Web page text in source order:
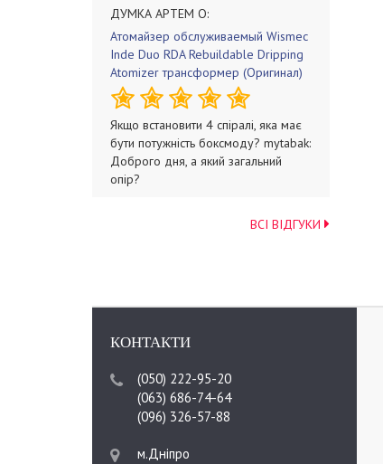
ДУМКА АРТЕМ О:
Атомайзер обслуживаемый Wismec
Inde Duo RDA Rebuildable Dripping
Atomizer трансформер (Оригинал)
Якщо встановити 4 спіралі, яка має
бути потужність боксмоду? mytabak:
Доброго дня, а який загальний
опір?
ВСІ ВІДГУКИ
КОНТАКТИ
(050) 222-95-20
(063) 686-74-64
(096) 326-57-88
м.Дніпро